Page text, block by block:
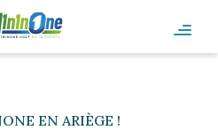
EN ARIÈGE !